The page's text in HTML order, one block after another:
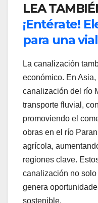
LEA
¡Entérate!
para una
La canalización
económico. En
canalización del río
transporte fluvial,
promoviendo el
obras en el río
agrícola,
regiones clave.
canalización no
genera
sostenible.